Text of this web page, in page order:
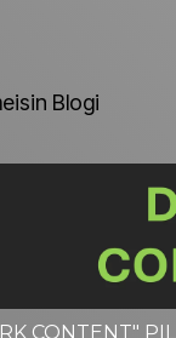
Blogi
CONTENT"